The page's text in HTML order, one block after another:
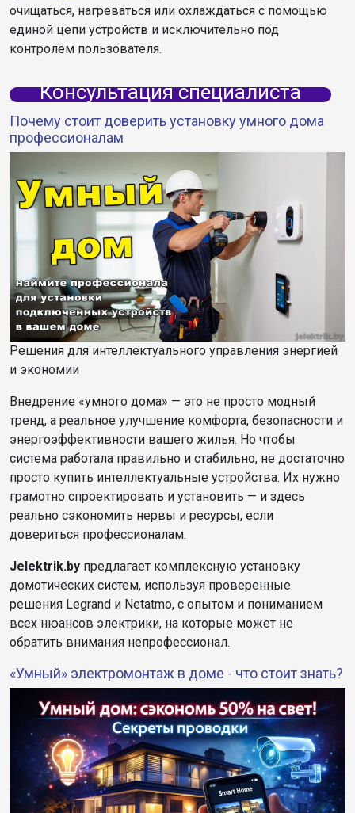
очищаться, нагреваться или охлаждаться с помощью
единой цепи устройств и исключительно под
контролем пользователя.
Консультация специалиста
Почему стоит доверить установку умного дома
профессионалам
Решения для интеллектуального управления энергией
и экономии
Внедрение «умного дома» — это не просто модный
тренд, а реальное улучшение комфорта, безопасности и
энергоэффективности вашего жилья. Но чтобы
система работала правильно и стабильно, не достаточно
просто купить интеллектуальные устройства. Их нужно
грамотно спроектировать и установить — и здесь
реально сэкономить нервы и ресурсы, если
довериться профессионалам.
Jelektrik.by предлагает комплексную установку
домотических систем, используя проверенные
решения Legrand и Netatmo, с опытом и пониманием
всех нюансов электрики, на которые может не
обратить внимания непрофессионал.
«Умный» электромонтаж в доме - что стоит знать?